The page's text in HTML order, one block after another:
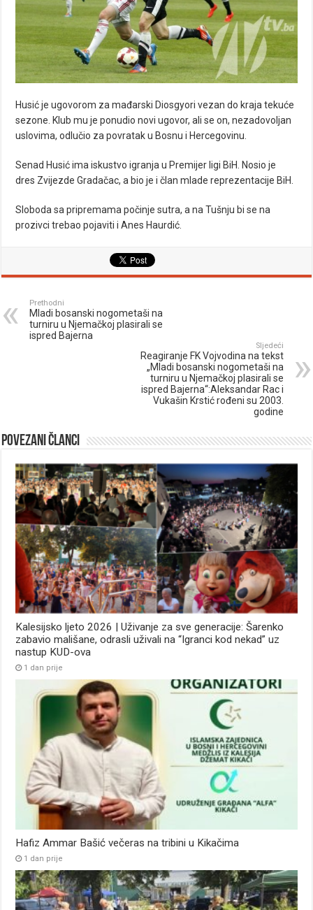
Husić je ugovorom za mađarski Diosgyori vezan do kraja tekuće
sezone. Klub mu je ponudio novi ugovor, ali se on, nezadovoljan
uslovima, odlučio za povratak u Bosnu i Hercegovinu.
Senad Husić ima iskustvo igranja u Premijer ligi BiH. Nosio je
dres Zvijezde Gradačac, a bio je i član mlade reprezentacije BiH.
Sloboda sa pripremama počinje sutra, a na Tušnju bi se na
prozivci trebao pojaviti i Anes Haurdić.
Prethodni
Mladi bosanski nogometaši na
turniru u Njemačkoj plasirali se
ispred Bajerna
Sljedeći
Reagiranje FK Vojvodina na tekst
„Mladi bosanski nogometaši na
turniru u Njemačkoj plasirali se
ispred Bajerna“:Aleksandar Rac i
Vukašin Krstić rođeni su 2003.
godine
Povezani članci
Kalesijsko ljeto 2026 | Uživanje za sve generacije: Šarenko
zabavio mališane, odrasli uživali na “Igranci kod nekad” uz
nastup KUD-ova
1 dan prije
Hafiz Ammar Bašić večeras na tribini u Kikačima
1 dan prije